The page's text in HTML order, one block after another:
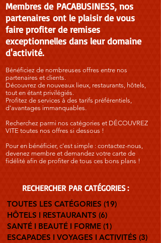
Membres de PACABUSINESS, nos
partenaires ont le plaisir de vous
faire profiter de remises
exceptionnelles dans leur domaine
d'activité.
Bénéficiez de nombreuses offres entre nos
partenaires et clients.
Découvrez de nouveaux lieux, restaurants, hôtels,
tout en étant privilégiés.
Profitez de services à des tarifs préférentiels,
d’avantages immanquables.
Recherchez parmi nos catégories et DÉCOUVREZ
VITE toutes nos offres si dessous !
Pour en bénéficier, c'est simple : contactez-nous,
devenez membre et demandez votre carte de
fidélité afin de profiter de tous ces bons plans !
RECHERCHER PARCATÉGORIES :
TOUTES LES CATÉGORIES (19)
HÔTELS I RESTAURANTS (6)
SANTÉ I BEAUTÉ I FORME (1)
ESCAPADES I VOYAGES I ACTIVITÉS (3)